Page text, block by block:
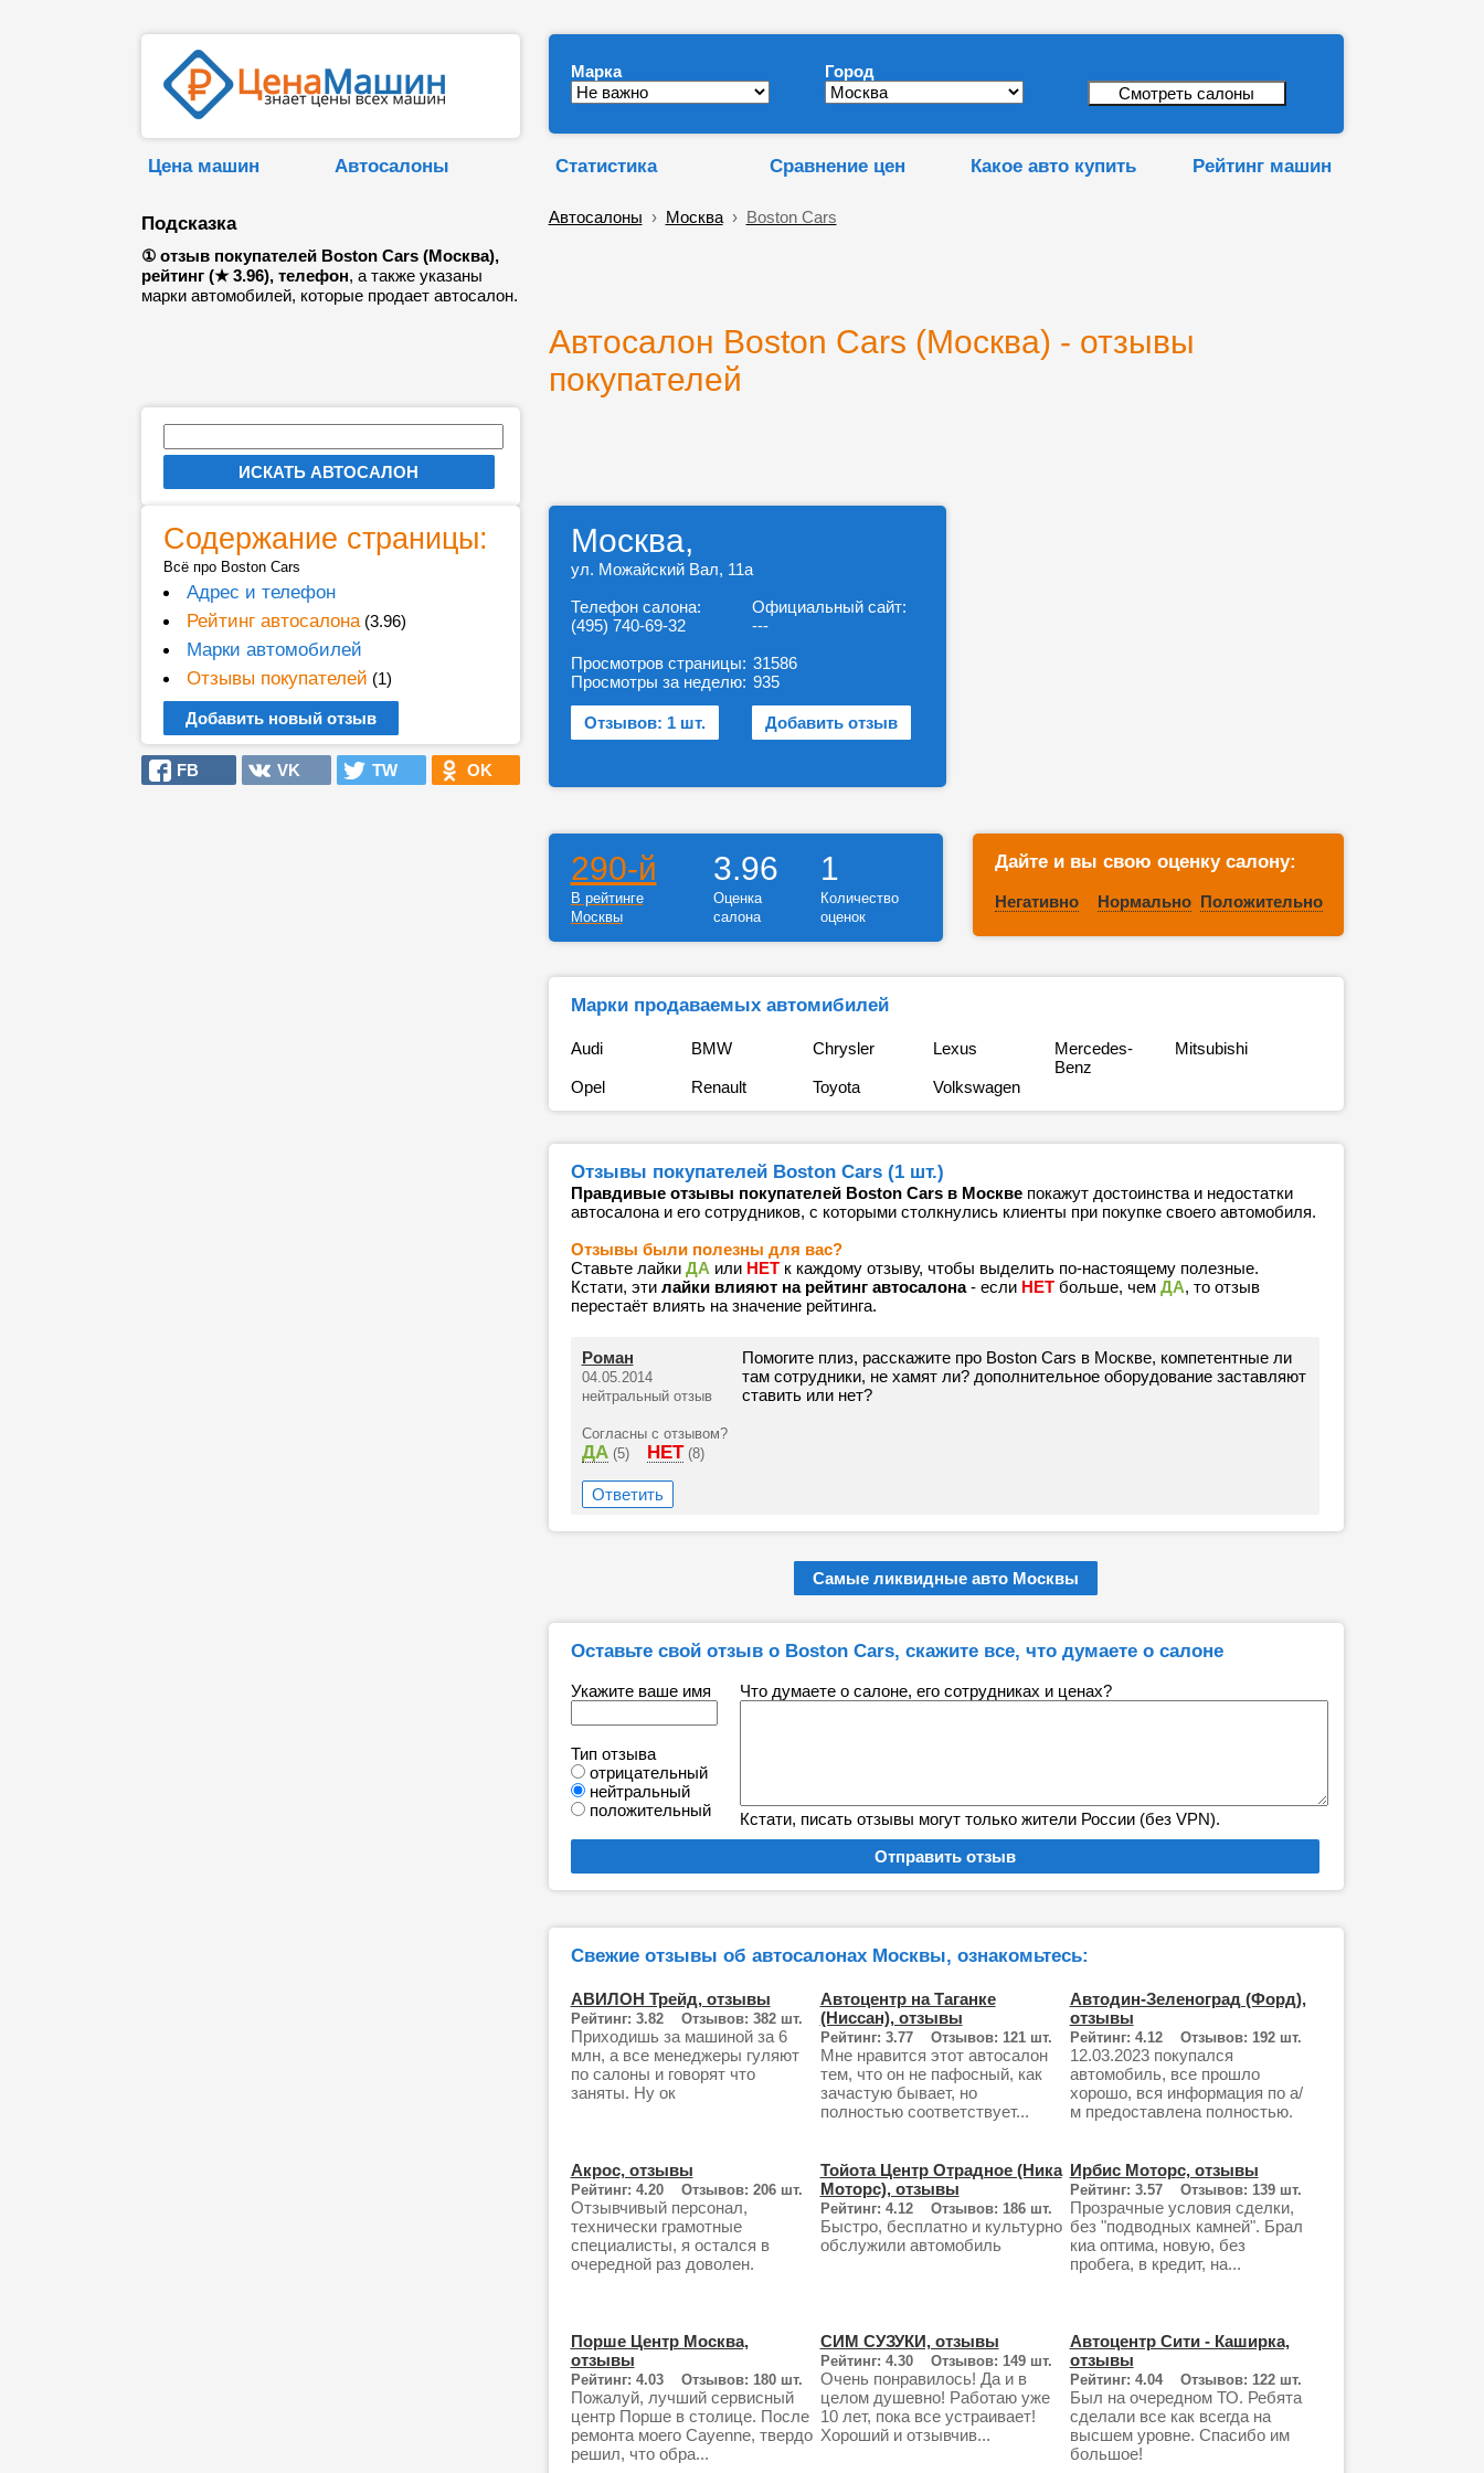
Марка Город
Цена машин Автосалоны Статистика Сравнение цен Какое авто купить Рейтинг машин
Подсказка
① отзыв покупателей Boston Cars (Москва),
рейтинг (★ 3.96), телефон, а также указаны
марки автомобилей, которые продает автосалон.
Автосалоны › Москва› Boston Cars
Автосалон Boston Cars (Москва) - отзывы
покупателей
Содержание страницы:
Всё про Boston Cars
Адрес и телефон
Рейтинг автосалона(3.96)
Марки автомобилей
Отзывы покупателей (1)
Добавить новый отзыв
FB VK TW OK
Москва,
ул. Можайский Вал, 11а
Телефон салона:
(495) 740-69-32
Официальный сайт:
---
Просмотров страницы:
Просмотры за неделю:
31586
935
Отзывов: 1 шт. Добавить отзыв
290-й
В рейтинге
Москвы
3.96
Оценка
салона
1
Количество
оценок
Дайте и вы свою оценку салону:
Негативно Нормально Положительно
Марки продаваемых автомибилей
Audi BMW Chrysler Lexus
Mercedes-
Benz
Mitsubishi
Opel Renault Toyota Volkswagen
Отзывы покупателей Boston Cars (1 шт.)
Правдивые отзывы покупателей Boston Cars в Москвепокажут достоинства и недостатки
автосалона и его сотрудников, с которыми столкнулись клиенты при покупке своего автомобиля.
Отзывы были полезны для вас?
Ставьте лайки ДА или НЕТк каждому отзыву, чтобы выделить по-настоящему полезные.
Кстати, эти лайки влияют на рейтинг автосалона- если НЕТбольше, чем ДА, то отзыв
перестаёт влиять на значение рейтинга.
Роман
04.05.2014
нейтральный отзыв
Согласны с отзывом?
ДА (5) НЕТ (8)
Помогите плиз, расскажите про Boston Cars в Москве, компетентные ли
там сотрудники, не хамят ли? дополнительное оборудование заставляют
ставить или нет?
Ответить
Самые ликвидные авто Москвы
Оставьте свой отзыв о Boston Cars, скажите все, что думаете о салоне
Укажите ваше имя
Тип отзыва
отрицательный
нейтральный
положительный
Что думаете о салоне, его сотрудниках и ценах?
Кстати, писать отзывы могут только жители России (без VPN).
Свежие отзывы об автосалонах Москвы, ознакомьтесь:
АВИЛОН Трейд, отзывы
Рейтинг: 3.82 Отзывов: 382 шт.
Приходишь за машиной за 6
млн, а все менеджеры гуляют
по салоны и говорят что
заняты. Ну ок
Автоцентр на Таганке
(Ниссан), отзывы
Рейтинг: 3.77 Отзывов: 121 шт.
Мне нравится этот автосалон
тем, что он не пафосный, как
зачастую бывает, но
полностью соответствует...
Автодин-Зеленоград (Форд),
отзывы
Рейтинг: 4.12 Отзывов: 192 шт.
12.03.2023 покупался
автомобиль, все прошло
хорошо, вся информация по а/
м предоставлена полностью.
Акрос, отзывы
Рейтинг: 4.20 Отзывов: 206 шт.
Отзывчивый персонал,
технически грамотные
специалисты, я остался в
очередной раз доволен.
Тойота Центр Отрадное (Ника
Моторс), отзывы
Рейтинг: 4.12 Отзывов: 186 шт.
Быстро, бесплатно и культурно
обслужили автомобиль
Ирбис Моторс, отзывы
Рейтинг: 3.57 Отзывов: 139 шт.
Прозрачные условия сделки,
без "подводных камней". Брал
киа оптима, новую, без
пробега, в кредит, на...
Порше Центр Москва,
отзывы
Рейтинг: 4.03 Отзывов: 180 шт.
Пожалуй, лучший сервисный
центр Порше в столице. После
ремонта моего Cayenne, твердо
решил, что обра...
СИМ СУЗУКИ, отзывы
Рейтинг: 4.30 Отзывов: 149 шт.
Очень понравилось! Да и в
целом душевно! Работаю уже
10 лет, пока все устраивает!
Хороший и отзывчив...
Автоцентр Сити - Каширка,
отзывы
Рейтинг: 4.04 Отзывов: 122 шт.
Был на очередном ТО. Ребята
сделали все как всегда на
высшем уровне. Спасибо им
большое!